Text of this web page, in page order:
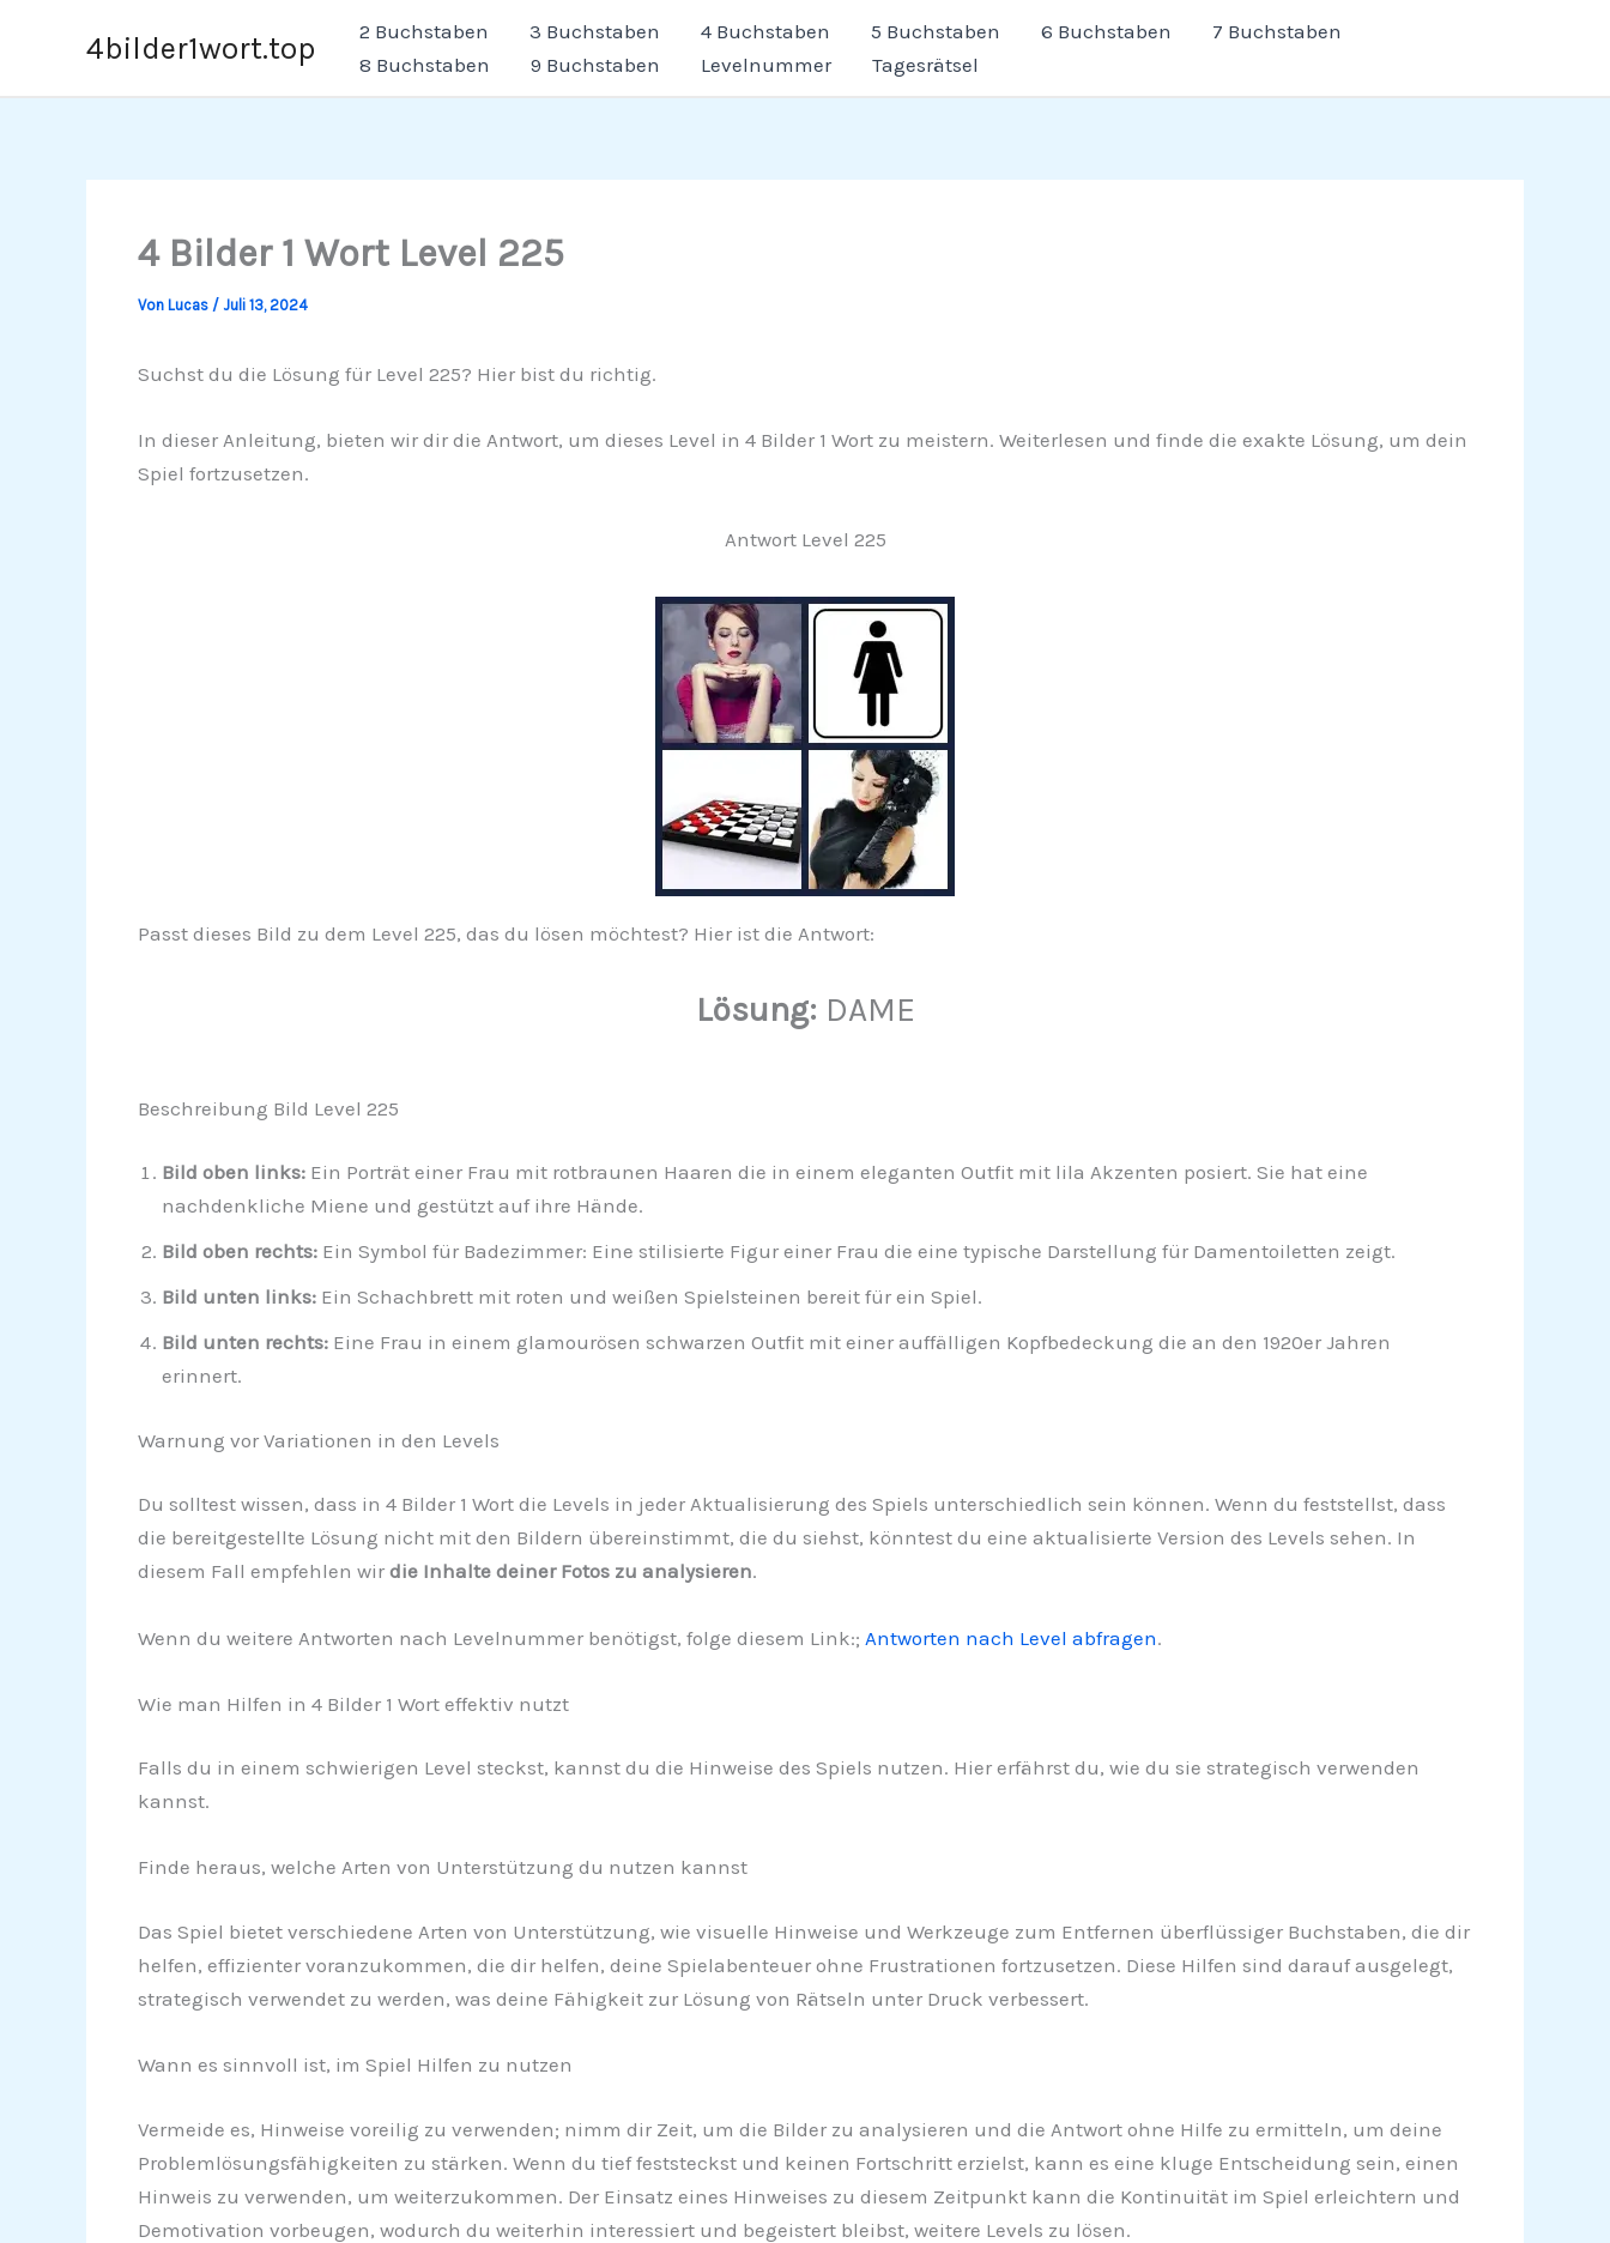
4bilder1wort.top 2 Buchstaben 3 Buchstaben 4 Buchstaben 5 Buchstaben 6 Buchstaben
7 Buchstaben
8 Buchstaben
9 Buchstaben Levelnummer Tagesrätsel
4 Bilder 1 Wort Level 225
Von Lucas / Juli 13, 2024
Suchst du die Lösung für Level 225? Hier bist du richtig.
In dieser Anleitung, bieten wir dir die Antwort, um dieses Level in 4 Bilder 1 Wort zu meistern. Weiterlesen und finde die exakte Lösung, um dein
Spiel fortzusetzen.
Antwort Level 225
Passt dieses Bild zu dem Level 225, das du lösen möchtest? Hier ist die Antwort:
Lösung: DAME
Beschreibung Bild Level 225
Bild oben links:Ein Porträt einer Frau mit rotbraunen Haaren die in einem eleganten Outfit mit lila Akzenten posiert. Sie hat eine
nachdenkliche Miene und gestützt auf ihre Hände.
Bild oben rechts:Ein Symbol für Badezimmer: Eine stilisierte Figur einer Frau die eine typische Darstellung für Damentoiletten zeigt.
Bild unten links:Ein Schachbrett mit roten und weißen Spielsteinen bereit für ein Spiel.
Bild unten rechts:Eine Frau in einem glamourösen schwarzen Outfit mit einer auffälligen Kopfbedeckung die an den 1920er Jahren
erinnert.
Warnung vor Variationen in den Levels
Du solltest wissen, dass in 4 Bilder 1 Wort die Levels in jeder Aktualisierung des Spiels unterschiedlich sein können. Wenn du feststellst, dass
die bereitgestellte Lösung nicht mit den Bildern übereinstimmt, die du siehst, könntest du eine aktualisierte Version des Levels sehen. In
diesem Fall empfehlen wir die Inhalte deiner Fotos zu analysieren.
Wenn du weitere Antworten nach Levelnummer benötigst, folge diesem Link:; Antworten nach Level abfragen.
Wie man Hilfen in 4 Bilder 1 Wort effektiv nutzt
Falls du in einem schwierigen Level steckst, kannst du die Hinweise des Spiels nutzen. Hier erfährst du, wie du sie strategisch verwenden
kannst.
Finde heraus, welche Arten von Unterstützung du nutzen kannst
Das Spiel bietet verschiedene Arten von Unterstützung, wie visuelle Hinweise und Werkzeuge zum Entfernen überflüssiger Buchstaben, die dir
helfen, effizienter voranzukommen, die dir helfen, deine Spielabenteuer ohne Frustrationen fortzusetzen. Diese Hilfen sind darauf ausgelegt,
strategisch verwendet zu werden, was deine Fähigkeit zur Lösung von Rätseln unter Druck verbessert.
Wann es sinnvoll ist, im Spiel Hilfen zu nutzen
Vermeide es, Hinweise voreilig zu verwenden; nimm dir Zeit, um die Bilder zu analysieren und die Antwort ohne Hilfe zu ermitteln, um deine
Problemlösungsfähigkeiten zu stärken. Wenn du tief feststeckst und keinen Fortschritt erzielst, kann es eine kluge Entscheidung sein, einen
Hinweis zu verwenden, um weiterzukommen. Der Einsatz eines Hinweises zu diesem Zeitpunkt kann die Kontinuität im Spiel erleichtern und
Demotivation vorbeugen, wodurch du weiterhin interessiert und begeistert bleibst, weitere Levels zu lösen.